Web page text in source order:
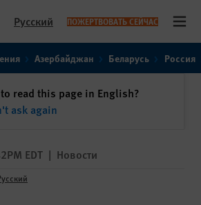
Русский ПОЖЕРТВОВАТЬ СЕЙЧАС
Азербайджан Беларусь Россия
read this page in English?
ask again
EDT | Новости